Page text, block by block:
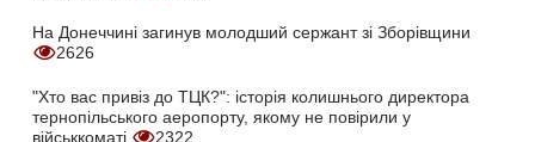
На Донеччині загинув молодший сержант зі Зборівщини
2626
"Хто вас привіз до ТЦК?": історія колишнього директора
тернопільського аеропорту, якому не повірили у
військкоматі
2322